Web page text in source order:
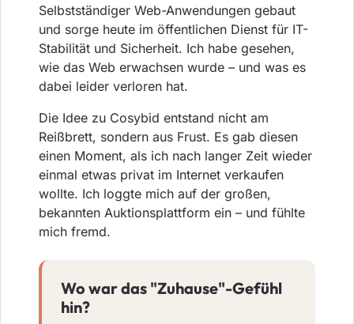
Selbstständiger Web-Anwendungen gebaut
und sorge heute im öffentlichen Dienst für IT-
Stabilität und Sicherheit. Ich habe gesehen,
wie das Web erwachsen wurde – und was es
dabei leider verloren hat.
Die Idee zu Cosybid entstand nicht am
Reißbrett, sondern aus Frust. Es gab diesen
einen Moment, als ich nach langer Zeit wieder
einmal etwas privat im Internet verkaufen
wollte. Ich loggte mich auf der großen,
bekannten Auktionsplattform ein – und fühlte
mich fremd.
Wo war das "Zuhause"-Gefühl
hin?